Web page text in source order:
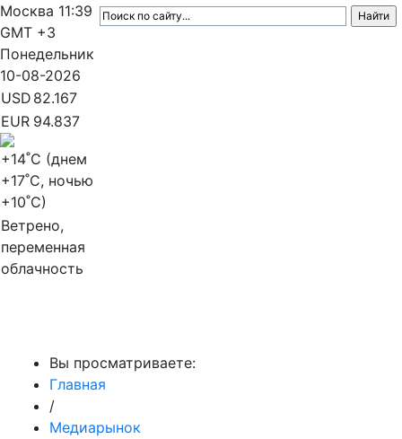
Москва 11:39
GMT +3
Понедельник
10-08-2026
USD 82.167
EUR 94.837
+14˚C (днем
+17˚C, ночью
+10˚C)
Ветрено,
переменная
облачность
Вы просматриваете:
Главная
/
Медиарынок